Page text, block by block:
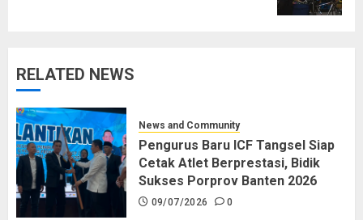
RELATED NEWS
News and Community
Pengurus Baru ICF Tangsel Siap
Cetak Atlet Berprestasi, Bidik
Sukses Porprov Banten 2026
09/07/2026 0